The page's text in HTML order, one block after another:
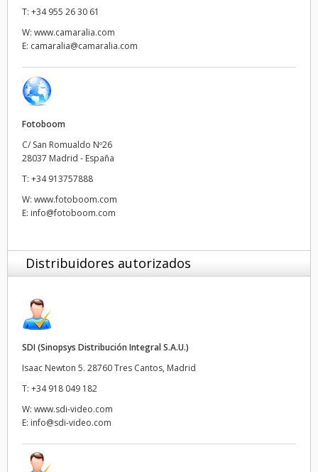
Turkey
UAE
Ukraine
United States
T: +34 955 26 30 61
W: www.camaralia.com
E: camaralia@camaralia.com
Fotoboom
C/ San Romualdo Nº26
28037 Madrid - España
T: +34 913757888
W: www.fotoboom.com
E: info@fotoboom.com
Distribuidores autorizados
SDI (Sinopsys Distribución Integral S.A.U.)
Isaac Newton 5. 28760 Tres Cantos, Madrid
T: +34 918 049 182
W: www.sdi-video.com
E: info@sdi-video.com